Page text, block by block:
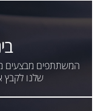
המשתתפים מבצעים
שלנו לקבץ